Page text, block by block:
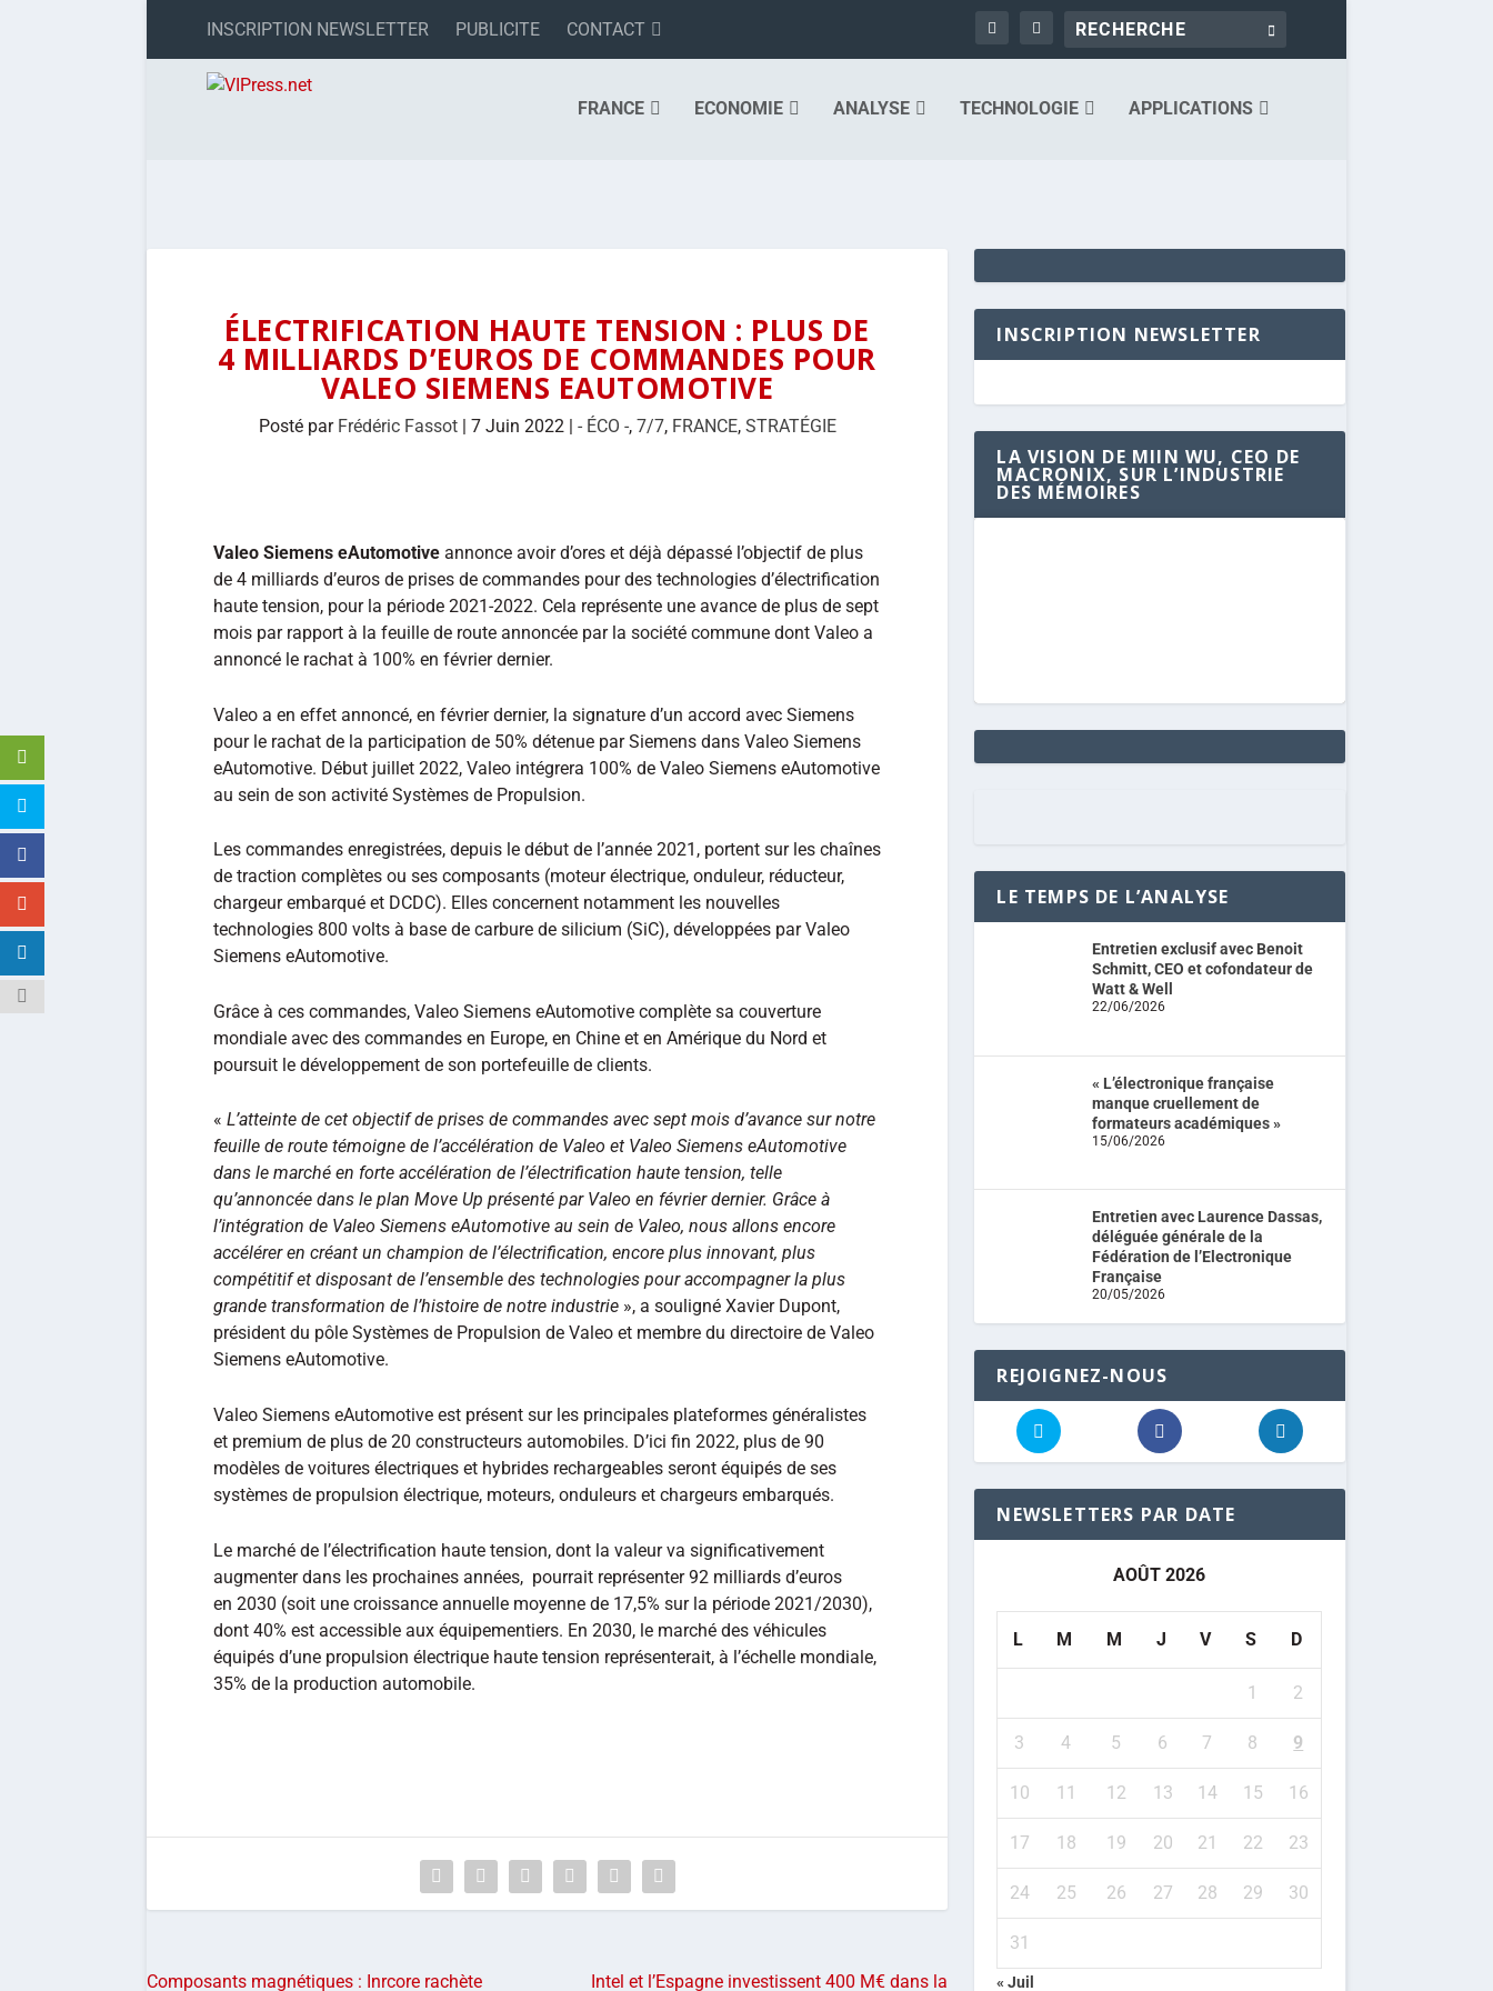
INSCRIPTION NEWSLETTER PUBLICITE CONTACT
FRANCE ECONOMIE ANALYSE TECHNOLOGIE APPLICATIONS
ÉLECTRIFICATION HAUTE TENSION : PLUS DE
4 MILLIARDS D’EUROS DE COMMANDES POUR
VALEO SIEMENS EAUTOMOTIVE
Posté par Frédéric Fassot| 7 Juin 2022| - ÉCO -, 7/7, FRANCE, STRATÉGIE
Valeo Siemens eAutomotive annonce avoir d’ores et déjà dépassé l’objectif de plus
de 4 milliards d’euros de prises de commandes pour des technologies d’électrification
haute tension, pour la période 2021-2022. Cela représente une avance de plus de sept
mois par rapport à la feuille de route annoncée par la société commune dont Valeo a
annoncé le rachat à 100% en février dernier.
Valeo a en effet annoncé, en février dernier, la signature d’un accord avec Siemens
pour le rachat de la participation de 50% détenue par Siemens dans Valeo Siemens
eAutomotive. Début juillet 2022, Valeo intégrera 100% de Valeo Siemens eAutomotive
au sein de son activité Systèmes de Propulsion.
Les commandes enregistrées, depuis le début de l’année 2021, portent sur les chaînes
de traction complètes ou ses composants (moteur électrique, onduleur, réducteur,
chargeur embarqué et DCDC). Elles concernent notamment les nouvelles
technologies 800 volts à base de carbure de silicium (SiC), développées par Valeo
Siemens eAutomotive.
Grâce à ces commandes, Valeo Siemens eAutomotive complète sa couverture
mondiale avec des commandes en Europe, en Chine et en Amérique du Nord et
poursuit le développement de son portefeuille de clients.
« L’atteinte de cet objectif de prises de commandes avec sept mois d’avance sur notre
feuille de route témoigne de l’accélération de Valeo et Valeo Siemens eAutomotive
dans le marché en forte accélération de l’électrification haute tension, telle
qu’annoncée dans le plan Move Up présenté par Valeo en février dernier. Grâce à
l’intégration de Valeo Siemens eAutomotive au sein de Valeo, nous allons encore
accélérer en créant un champion de l’électrification, encore plus innovant, plus
compétitif et disposant de l’ensemble des technologies pour accompagner la plus
grande transformation de l’histoire de notre industrie », a souligné Xavier Dupont,
président du pôle Systèmes de Propulsion de Valeo et membre du directoire de Valeo
Siemens eAutomotive.
Valeo Siemens eAutomotive est présent sur les principales plateformes généralistes
et premium de plus de 20 constructeurs automobiles. D’ici fin 2022, plus de 90
modèles de voitures électriques et hybrides rechargeables seront équipés de ses
systèmes de propulsion électrique, moteurs, onduleurs et chargeurs embarqués.
Le marché de l’électrification haute tension, dont la valeur va significativement
augmenter dans les prochaines années, pourrait représenter 92 milliards d’euros
en 2030 (soit une croissance annuelle moyenne de 17,5% sur la période 2021/2030),
dont 40% est accessible aux équipementiers. En 2030, le marché des véhicules
équipés d’une propulsion électrique haute tension représenterait, à l’échelle mondiale,
35% de la production automobile.
Composants magnétiques : Inrcore rachète Intel et l’Espagne investissent 400 M€ dans la
INSCRIPTION NEWSLETTER
LA VISION DE MIIN WU, CEO DE
MACRONIX, SUR L’INDUSTRIE
DES MÉMOIRES
LE TEMPS DE L’ANALYSE
Entretien exclusif avec Benoit
Schmitt, CEO et cofondateur de
Watt & Well
22/06/2026
« L’électronique française
manque cruellement de
formateurs académiques »
15/06/2026
Entretien avec Laurence Dassas,
déléguée générale de la
Fédération de l’Electronique
Française
20/05/2026
REJOIGNEZ-NOUS
NEWSLETTERS PAR DATE
AOÛT 2026
L M M J V S D
1 2
3 4 5 6 7 8 9
10 11 12 13 14 15 16
17 18 19 20 21 22 23
24 25 26 27 28 29 30
31
« Juil